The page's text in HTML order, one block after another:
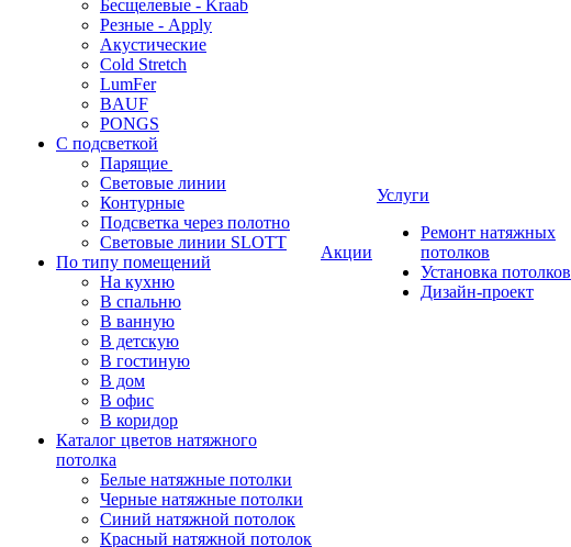
Бесщелевые - Kraab
Резные - Apply
Акустические
Cold Stretch
LumFer
BAUF
PONGS
С подсветкой
Парящие
Световые линии
Контурные
Подсветка через полотно
Световые линии SLOTT
По типу помещений
На кухню
В спальню
В ванную
В детскую
В гостиную
В дом
В офис
В коридор
Каталог цветов натяжного
потолка
Белые натяжные потолки
Черные натяжные потолки
Синий натяжной потолок
Красный натяжной потолок
Акции
Услуги
Ремонт натяжных
потолков
Установка потолков
Дизайн-проект